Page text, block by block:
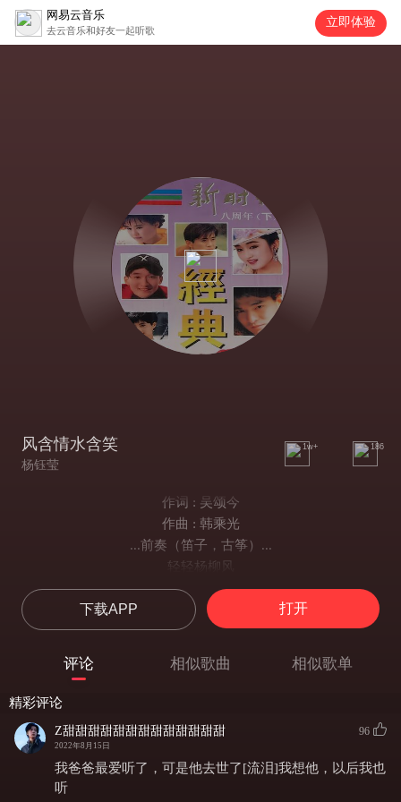
网易云音乐
去云音乐和好友一起听歌
立即体验
风含情水含笑
杨钰莹
1w+ 186
作词 : 吴颂今
作曲 : 韩乘光
...前奏（笛子，古筝）...
轻轻杨柳风
悠悠桃花水
小船儿飘来了
俊俏的小阿妹
脸上红霞飞
要问阿妹去接谁呀
阿妹心儿醉
下载APP 打开
评论 相似歌曲 相似歌单
精彩评论
Z甜甜甜甜甜甜甜甜甜甜甜甜甜
2022年8月15日
96
我爸爸最爱听了，可是他去世了[流泪]我想他，以后我也
听